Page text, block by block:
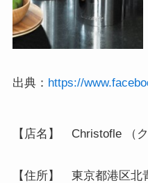
出典： https://
【店名】　Christofle （
【住所】　東京都港区